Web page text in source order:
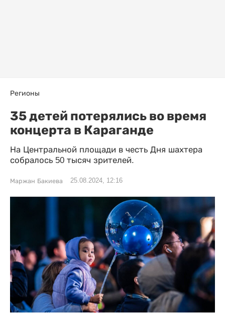
Регионы
35 детей потерялись во время
концерта в Караганде
На Центральной площади в честь Дня шахтера
собралось 50 тысяч зрителей.
Маржан Бакиева 25.08.2024, 12:16